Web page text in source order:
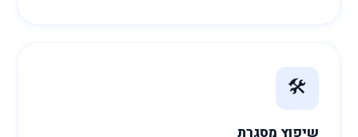
🛠️
שיפוץ מסגרת